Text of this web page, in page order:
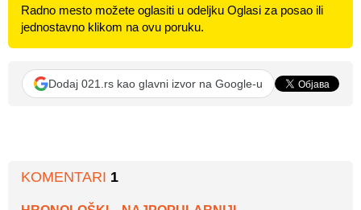
Radno mesto možete oglasiti u odeljku Oglasi za posao ili
jednostavno klikom na ovu poruku.
Dodaj 021.rs kao glavni izvor na Google-u
KOMENTARI 1